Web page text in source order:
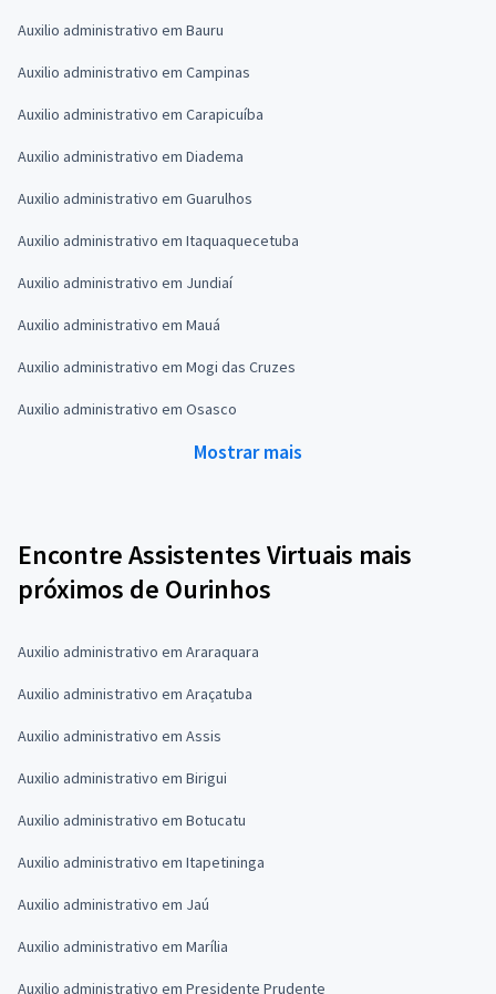
Auxilio administrativo em Bauru
Auxilio administrativo em Campinas
Auxilio administrativo em Carapicuíba
Auxilio administrativo em Diadema
Auxilio administrativo em Guarulhos
Auxilio administrativo em Itaquaquecetuba
Auxilio administrativo em Jundiaí
Auxilio administrativo em Mauá
Auxilio administrativo em Mogi das Cruzes
Auxilio administrativo em Osasco
Mostrar mais
Encontre Assistentes Virtuais mais
próximos de Ourinhos
Auxilio administrativo em Araraquara
Auxilio administrativo em Araçatuba
Auxilio administrativo em Assis
Auxilio administrativo em Birigui
Auxilio administrativo em Botucatu
Auxilio administrativo em Itapetininga
Auxilio administrativo em Jaú
Auxilio administrativo em Marília
Auxilio administrativo em Presidente Prudente